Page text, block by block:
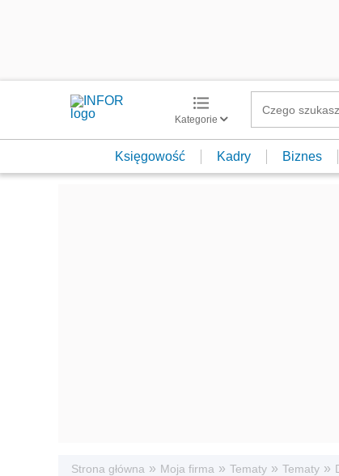
Kategorie
Księgowość Kadry Biznes
Strona główna » Moja firma » Tematy » Tematy »